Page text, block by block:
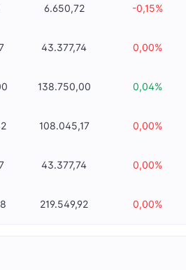
6.650,72 -0,15%
43.377,74 0,00%
138.750,00 0,04%
108.045,17 0,00%
43.377,74 0,00%
219.549,92 0,00%